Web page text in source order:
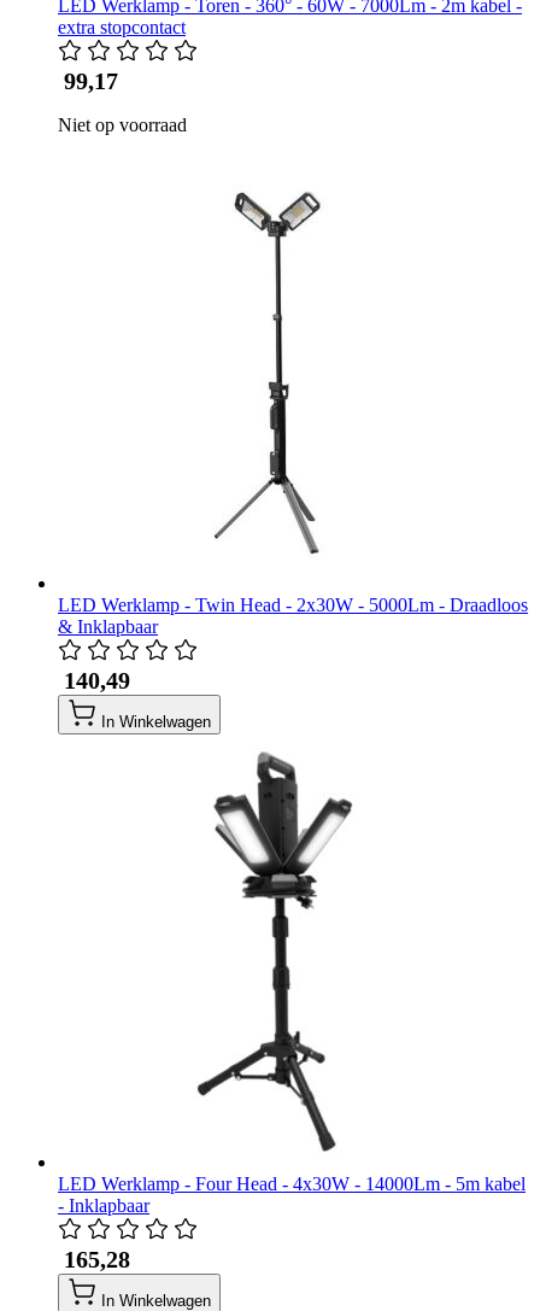
LED Werklamp - Toren - 360° - 60W - 7000Lm - 2m kabel -
extra stopcontact
​ 99,17
Niet op voorraad
LED Werklamp - Twin Head - 2x30W - 5000Lm - Draadloos
& Inklapbaar
​ 140,49
In Winkelwagen
LED Werklamp - Four Head - 4x30W - 14000Lm - 5m kabel
- Inklapbaar
​ 165,28
In Winkelwagen